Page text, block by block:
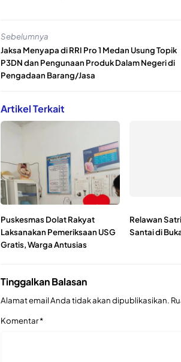
Sebelumnya
Jaksa Menyapa di RRI Pro 1 Medan Usung Topik
P3DN dan Pengunaan Produk Dalam Negeri di
Pengadaan Barang/Jasa
Artikel Terkait
Puskesmas Dolat Rakyat
Laksanakan Pemeriksaan USG
Gratis, Warga Antusias
Relawan
Santai di
Tinggalkan Balasan
Alamat email Anda tidak akan dipublikasikan.
Komentar*